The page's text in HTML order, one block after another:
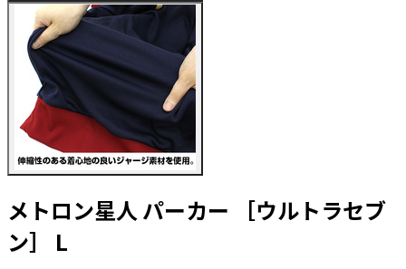
メトロン星人 パーカー ［ウルトラセブ
ン］ L